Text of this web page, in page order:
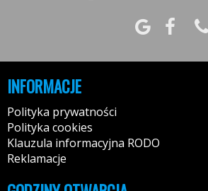
INFORMACJE
Polityka prywatności
Polityka cookies
Klauzula informacyjna RODO
Reklamacje